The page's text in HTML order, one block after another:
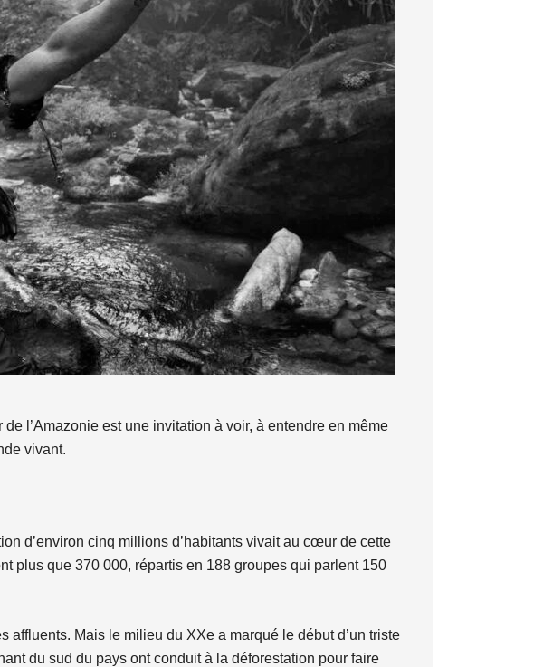
l’Amazonie est une invitation à voir, à entendre en même
vivant.
d’environ cinq millions d’habitants vivait au cœur de cette
plus que 370 000, répartis en 188 groupes qui parlent 150
Mais le milieu du XXe a marqué le début d’un triste
du sud du pays ont conduit à la déforestation pour faire